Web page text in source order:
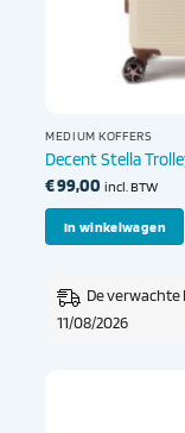
MEDIUM KOFFERS
Decent Stella
€99,00 incl. BTW
In winkelwagen
De verwachte
11/08/2026